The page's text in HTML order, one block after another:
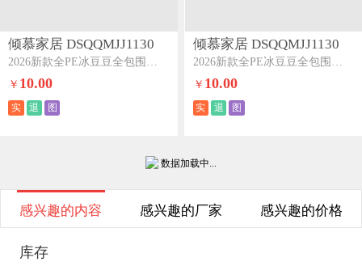
倾慕家居 DSQQMJJ1130
2026新款全PE冰豆豆全包围床笠款凉席菱形泡米白
￥ 10.00
实 退 图
倾慕家居 DSQQMJJ1130
2026新款全PE冰豆豆全包围床笠款凉席箭纹粉
￥ 10.00
实 退 图
数据加载中...
感兴趣的内容 感兴趣的厂家 感兴趣的价格
库存